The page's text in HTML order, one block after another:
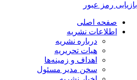
بازیابی رمز عبور
صفحه اصلی
اطلاعات نشریه
درباره نشریه
هیات تحریریه
اهداف و زمینه‌ها
سخن مدیر مسئول